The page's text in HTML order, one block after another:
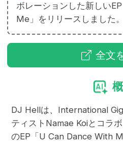
ボレーションした新しい
Me」をリリースしました。
全文
DJ Hellは、International
ティストNamae Koiとコラ
のEP「U Can Dance With